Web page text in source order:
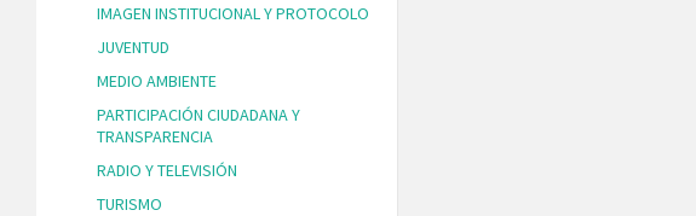
IMAGEN INSTITUCIONAL Y PROTOCOLO
JUVENTUD
MEDIO AMBIENTE
PARTICIPACIÓN CIUDADANA Y
TRANSPARENCIA
RADIO Y TELEVISIÓN
TURISMO